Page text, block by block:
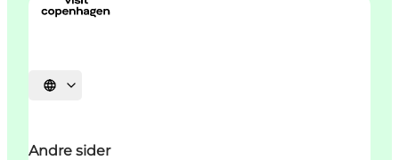
Vælg sprog
Andre sider